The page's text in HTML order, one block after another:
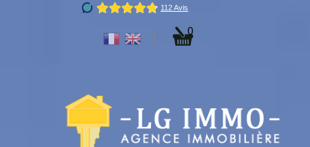
0